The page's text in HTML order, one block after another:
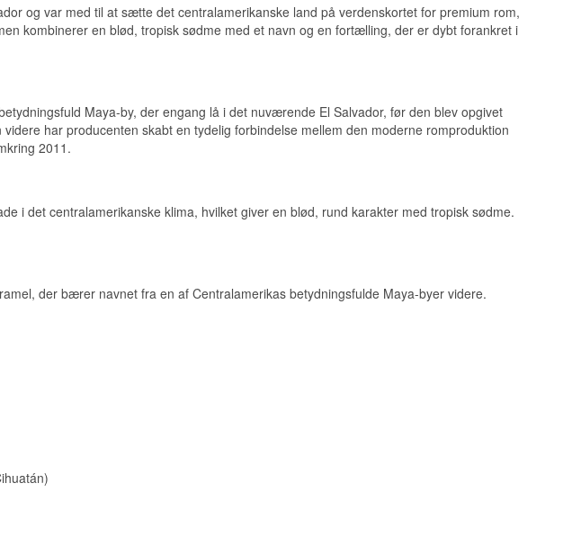
chokolade og majs, båret af 15 års fadmodning.
mayaerne betragtede som de helligste gaver
og var med til at sætte det centralamerikanske land på verdenskortet for premium rom,
kombinerer en blød, tropisk sødme med et navn og en fortælling, der er dybt forankret i
Maya-by, der engang lå i det nuværende El Salvador, før den blev opgivet
har producenten skabt en tydelig forbindelse mellem den moderne romproduktion
2011.
i det centralamerikanske klima, hvilket giver en blød, rund karakter med tropisk sødme.
der bærer navnet fra en af Centralamerikas betydningsfulde Maya-byer videre.